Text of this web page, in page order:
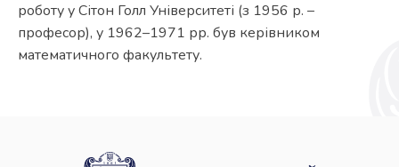
роботу у Сітон Голл Університеті (з 1956 р. –
професор), у 1962–1971 рр. був керівником
математичного факультету.